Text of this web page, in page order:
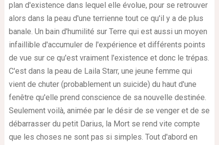
plan d'existence dans lequel elle évolue, pour se retrouver
alors dans la peau d'une terrienne tout ce qu'il y a de plus
banale. Un bain d'humilité sur Terre qui est aussi un moyen
infaillible d'accumuler de l'expérience et différents points
de vue sur ce qu'est vraiment l'existence et donc le trépas.
C'est dans la peau de Laila Starr, une jeune femme qui
vient de chuter (probablement un suicide) du haut d'une
fenêtre qu'elle prend conscience de sa nouvelle destinée.
Seulement voilà, animée par le désir de se venger et de se
débarrasser du petit Darius, la Mort se rend vite compte
que les choses ne sont pas si simples. Tout d'abord en